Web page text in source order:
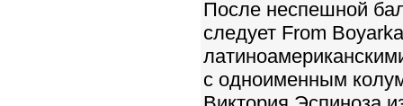
После неспешной
следует From
с одноименным